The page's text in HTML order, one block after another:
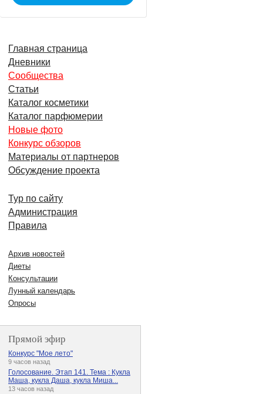
Главная страница
Дневники
Сообщества
Статьи
Каталог косметики
Каталог парфюмерии
Новые фото
Конкурс обзоров
Материалы от партнеров
Обсуждение проекта
Тур по сайту
Администрация
Правила
Архив новостей
Диеты
Консультации
Лунный календарь
Опросы
Прямой эфир
Конкурс "Мое лето"
9 часов назад
Голосование. Этап 141. Тема : Кукла
Маша, кукла Даша, кукла Миша...
13 часов назад